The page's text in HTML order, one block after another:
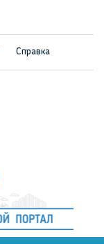
Справка